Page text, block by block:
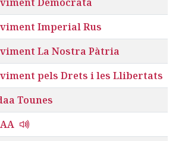
Imperial Rus
La Nostra Pàtria
pels Drets i les Llibertats
Tounes